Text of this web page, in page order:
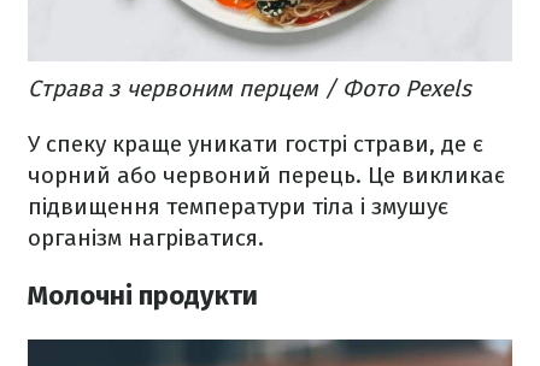
Страва з червоним перцем / Фото Pexels
У спеку краще уникати гострі страви, де є
чорний або червоний перець. Це викликає
підвищення температури тіла і змушує
організм нагріватися.
Молочні продукти